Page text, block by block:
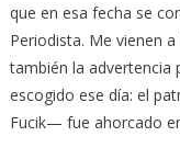
que en esa fecha se
Periodista. Me vienen
también la advertencia
escogido ese día: el
Fucik— fue ahorcado